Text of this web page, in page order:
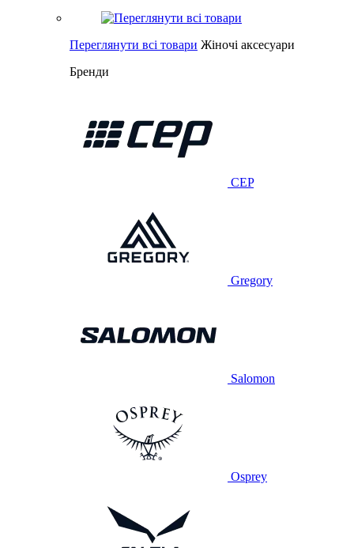
Переглянути всі товари Жіночі аксесуари
Бренди
CEP
Gregory
Salomon
Osprey